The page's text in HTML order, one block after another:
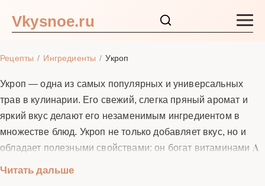
Vkysnoe.ru
Основные блюда
Супы
Ингредиенты
Блог
Рецепты Ингредиенты Укроп
Укроп — одна из самых популярных и универсальных
трав в кулинарии. Его свежий, слегка пряный аромат и
яркий вкус делают его незаменимым ингредиентом в
множестве блюд. Укроп не только добавляет вкус, но и
обладает полезными свойствами: он богат витаминами A
способствуют пищеварению. В кулинарии укроп
Читать дальше